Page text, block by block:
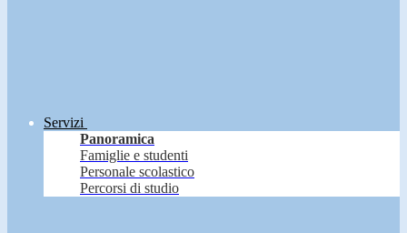
Servizi
Panoramica
Famiglie e studenti
Personale scolastico
Percorsi di studio